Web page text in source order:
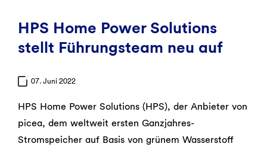
HPS Home Power Solutions
stellt Führungsteam neu auf
07. Juni 2022
HPS Home Power Solutions (HPS), der Anbieter von
picea, dem weltweit ersten Ganzjahres-
Stromspeicher auf Basis von grünem Wasserstoff